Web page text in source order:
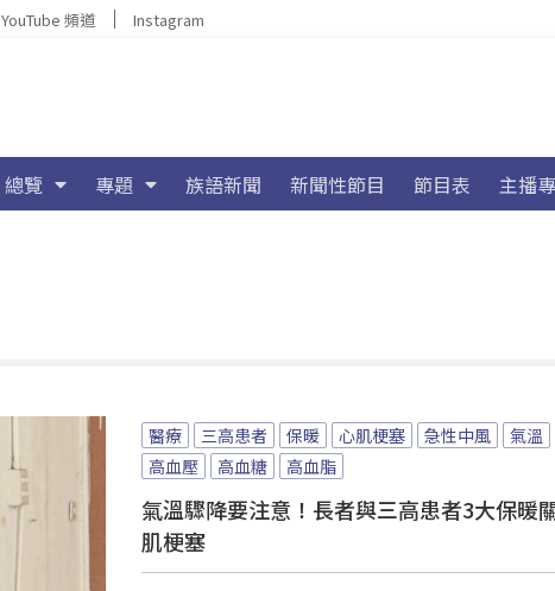
YouTube 頻道 Instagram
總覽 專題 族語新聞 新聞性節目 節目表 主播
醫療 三高患者 保暖 心肌梗塞 急性中風 氣溫
高血壓
高血糖 高血脂
氣溫驟降要注意！長者與三高患者3大保暖
肌梗塞